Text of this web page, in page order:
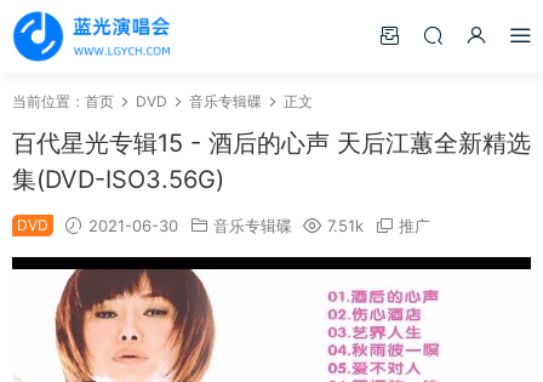
当前位置： 首页 DVD 音乐专辑碟 正文
百代星光专辑15 - 酒后的心声 天后江蕙全新精选
集(DVD-ISO3.56G)
DVD 2021-06-30 音乐专辑碟 7.51k 推广